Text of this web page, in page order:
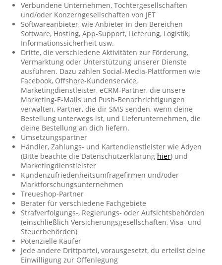
Verbundene Unternehmen, Tochtergesellschaften
und/oder Konzerngesellschaften von JET
Softwareanbieter, wie Anbieter in den Bereichen
Software, Hosting, App-Support, Lieferung, Logistik,
Informationssicherheit usw.
Dritte, die verschiedene Aktivitäten zur Förderung,
Vermarktung oder Unterstützung unserer Dienste
ausführen. Dazu zählen Social-Media-Plattformen wie
Facebook, Offshore-Kundenservice,
Marketingdienstleister, eCRM-Partner, die unsere
Marketing-E-Mails und Push-Benachrichtigungen
verwalten, Partner, die dir SMS senden, wenn deine
Bestellung unterwegs ist, und Lieferunternehmen, die
deine Bestellung an dich liefern.
Umsetzungspartner
Händler, Zahlungs- und Kartendienstleister wie Adyen
(Bitte beachte die Datenschutzerklärung hier) und
Marketingdienstleister
Kundenzufriedenheitsumfragefirmen und/oder
Marktforschungsunternehmen
Treueshop-Partner
Berater für verschiedene Fachgebiete
Strafverfolgungs-, Regierungs- oder Aufsichtsbehörden
(einschließlich Versicherungsgesellschaften, Visa- und
Steuerbehörden)
Potenzielle Käufer
Jede andere Drittpartei, vorausgesetzt, du erteilst deine
Einwilligung zur Offenlegung